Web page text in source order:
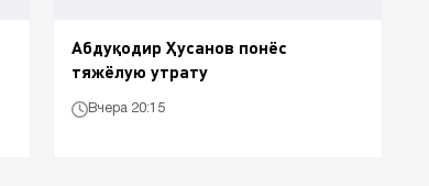
Абдуқодир Ҳусанов понёс
тяжёлую утрату
Вчера 20:15